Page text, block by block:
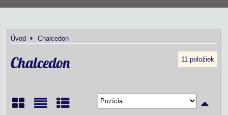
Úvod Chalcedon
Chalcedon 11 položiek